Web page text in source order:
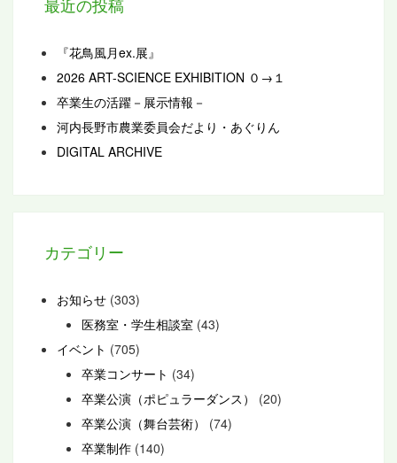
『花鳥風月ex.展』
2026 ART-SCIENCE EXHIBITION ０→１
卒業生の活躍－展示情報－
河内長野市農業委員会だより・あぐりん
DIGITAL ARCHIVE
カテゴリー
お知らせ (303)
医務室・学生相談室 (43)
イベント (705)
卒業コンサート (34)
卒業公演（ポピュラーダンス）
(20)
卒業公演（舞台芸術）
(74)
卒業制作 (140)